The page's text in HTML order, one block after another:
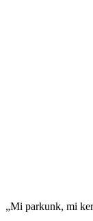
„Mi parkunk, mi